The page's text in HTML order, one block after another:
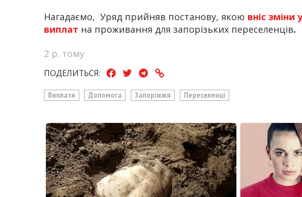
Нагадаємо, Уряд прийняв постанову, якою вніс
виплат на проживання для запорізьких переселенців.
2 р. тому
ПОДЕЛИТЬСЯ:
Виплати Допомога Запоріжжя Переселенці